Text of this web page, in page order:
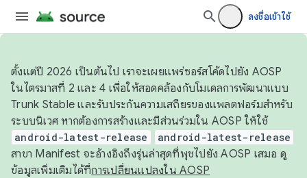
ลงชื่อเข้าใช้
ตั้งแต่ปี 2026 เป็นต้นไป เราจะเผยแพร่ซอร์สโค้ดไปยัง AOSP
ในไตรมาสที่ 2 และ 4 เพื่อให้สอดคล้องกับโมเดลการพัฒนาแบบ
Trunk Stable และรับประกันความเสถียรของแพลตฟอร์มสำหรับ
ระบบนิเวศ หากต้องการสร้างและมีส่วนร่วมใน AOSP ให้ใช้
android-latest-release android-latest-release
สาขา Manifest จะอ้างอิงถึงรุ่นล่าสุดที่พุชไปยัง AOSP เสมอ ดู
ข้อมูลเพิ่มเติมได้ที่การเปลี่ยนแปลงใน AOSP